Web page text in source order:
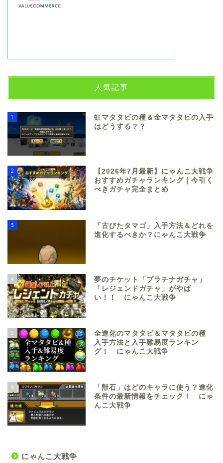
人気記事
1
虹マタタビの種＆金マタタビの入手
はどうする？？
2
【2026年7月最新】にゃんこ大戦争
おすすめガチャランキング｜今引く
べきガチャ完全まとめ
3
「古びたタマゴ」入手方法＆どれを
進化するべきか？にゃんこ大戦争
4
夢のチケット「プラチナガチャ」
「レジェンドガチャ」がやば
い！！ にゃんこ大戦争
5
全進化のマタタビ＆マタタビの種
入手方法と入手難易度ランキン
グ！ にゃんこ大戦争
6
「獣石」はどのキャラに使う？進化
条件の最新情報をチェック！ にゃ
んこ大戦争
にゃんこ大戦争